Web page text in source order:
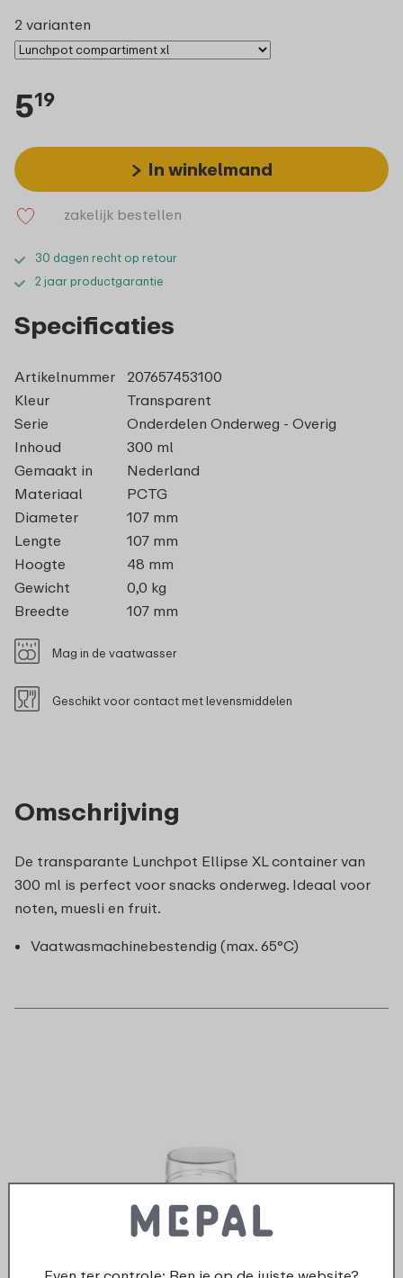
2 varianten
519
In winkelmand
zakelijk bestellen
30 dagen recht op retour
2 jaar productgarantie
Omschrijving
De transparante Lunchpot Ellipse XL container van
300 ml is perfect voor snacks onderweg. Ideaal voor
noten, muesli en fruit.
Vaatwasmachinebestendig (max. 65°C)
Specificaties
Artikelnummer
207657453100
Kleur
Transparent
Serie
Onderdelen Onderweg - Overig
Inhoud
300 ml
Gemaakt in
Nederland
Materiaal
PCTG
Diameter
107 mm
Lengte
107 mm
Hoogte
48 mm
Gewicht
0,0 kg
Breedte
107 mm
Mag in de vaatwasser
Geschikt voor contact met levensmiddelen